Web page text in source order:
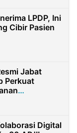
LPDP, Ini
Cibir Pasien
Jabat
Perkuat
Digital